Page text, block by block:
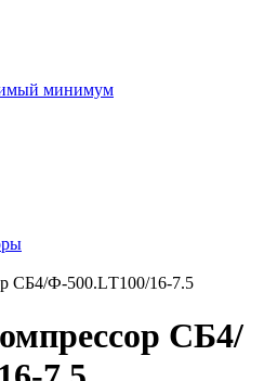
минимум
СБ4/Ф-500.LТ100/16-7.5
СБ4/